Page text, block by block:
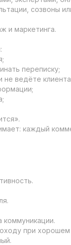
созвоны
и маркетинга.
переписку;
ведёте
каждый
коммуникации.
при хорошем